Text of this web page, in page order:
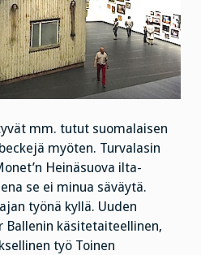
mm. tutut suomalaisen
myöten. Turvalasin
Heinäsuova ilta-
se ei minua säväytä.
työnä kyllä. Uuden
Ballenin käsitetaiteellinen,
työ Toinen